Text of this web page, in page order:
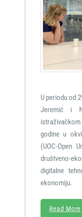
U periodu od
Jeremić i
godine u
(UOC-Open
društveno-
digitalne
ekonomiju.
Read More